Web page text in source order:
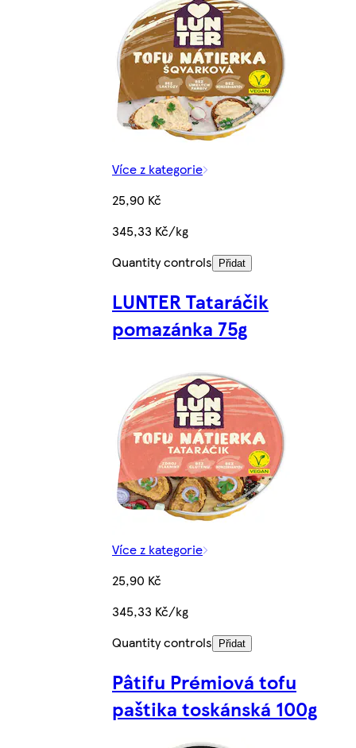
Více z kategorie
25,90 Kč
345,33 Kč/kg
Quantity controls
Přidat
LUNTER Tataráčik
pomazánka 75g
Více z kategorie
25,90 Kč
345,33 Kč/kg
Quantity controls
Přidat
Pâtifu Prémiová tofu
paštika toskánská 100g